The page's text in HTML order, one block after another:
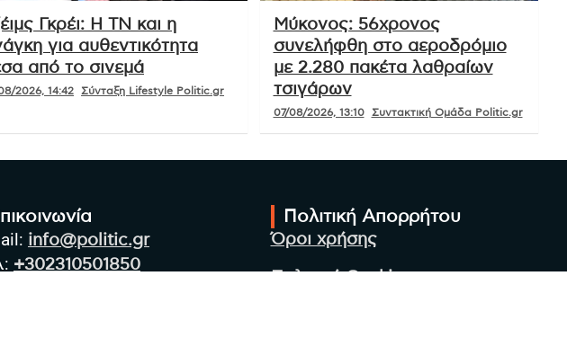
Γκρέι: Η ΤΝ και η
για αυθεντικότητα
από το σινεμά
2026, 14:42 Σύνταξη Lifestyle Politic.gr
Μύκονος: 56χρονος
συνελήφθη στο αεροδρόμιο
με 2.280 πακέτα λαθραίων
τσιγάρων
07/08/2026, 13:10 Συντακτική Ομάδα Politic.gr
info@politic.gr
+302310501850
Πολιτική Απορρήτου
Όροι χρήσης
Πολιτική Cookies